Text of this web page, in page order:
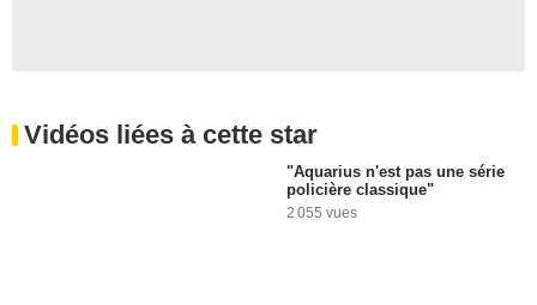
Vidéos liées à cette star
"Aquarius n'est pas une série
policière classique"
2 055 vues